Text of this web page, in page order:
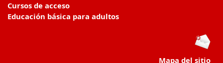
Cursos de acceso
Educación básica para adultos
Mapa del sitio